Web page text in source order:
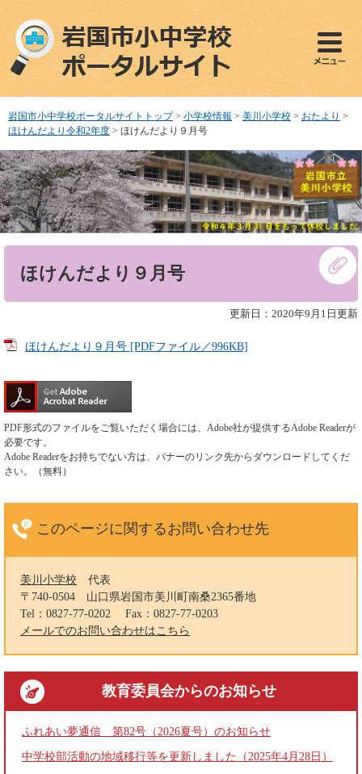
ペ
で
す
メ
ば
し
本
文
へ
岩国市小中学校ポータルサイトトップ > 小学校情報 > 美川小学校 > おたより >
ほけんだより令和2年度 > ほけんだより９月号
ほけんだより９月号
更新日：2020年9月1日更新
ほけんだより９月号 [PDFファイル／996KB]
PDF形式のファイルをご覧いただく場合には、Adobe社が提供するAdobe Readerが
必要です。
Adobe Readerをお持ちでない方は、バナーのリンク先からダウンロードしてくだ
さい。（無料）
このページに関するお問い合わせ先
美川小学校
代表
〒740-0504
山口県岩国市美川町南桑2365番地
Tel：0827-77-0202
Fax：0827-77-0203
メールでのお問い合わせはこちら
教育委員会からのお知らせ
ふれあい夢通信 第82号（2026夏号）のお知らせ
中学校部活動の地域移行等を更新しました（2025年4月28日）